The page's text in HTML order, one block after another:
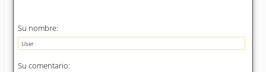
Su nombre:
Su comentario: